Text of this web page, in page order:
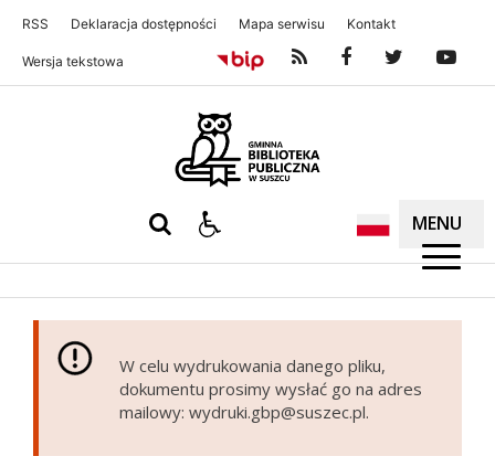
RSS Deklaracja dostępności Mapa serwisu Kontakt
Wersja tekstowa
MENU
W celu wydrukowania danego pliku,
dokumentu prosimy wysłać go na adres
mailowy: wydruki.gbp@suszec.pl.